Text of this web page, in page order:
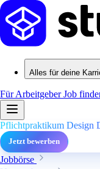
Alles für deine
Für ArbeitgeberJob
Pflichtpraktikum Design
Jetzt bewerben
Jobbörse